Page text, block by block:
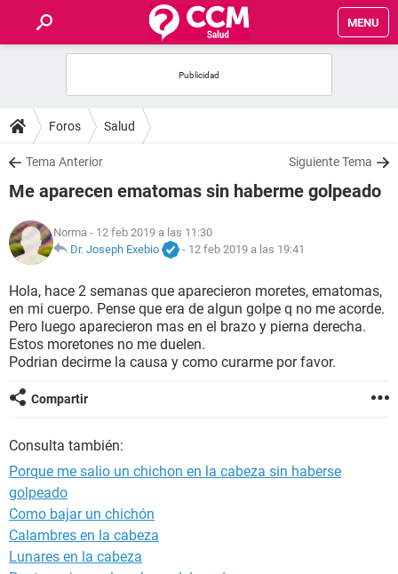
MENU
FOROS
SALUD
FAMILIA
NUTRICIÓN
BIENESTAR
SEXUALIDAD
GLOSARIO
Foros Salud
Tema Anterior Siguiente Tema
Me aparecen ematomas sin haberme golpeado
Norma - 12 feb 2019 a las 11:30
Dr. Joseph Exebio
- 12 feb 2019 a las 19:41
Hola, hace 2 semanas que aparecieron moretes, ematomas,
en mi cuerpo. Pense que era de algun golpe q no me acorde.
Pero luego aparecieron mas en el brazo y pierna derecha.
Estos moretones no me duelen.
Podrian decirme la causa y como curarme por favor.
Compartir
Consulta también:
Porque me salio un chichon en la cabeza sin haberse
golpeado
Como bajar un chichón
Calambres en la cabeza
Lunares en la cabeza